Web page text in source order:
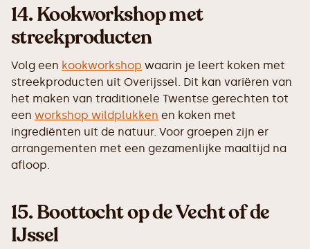
14.Kookworkshop met
streekproducten
Volg een kookworkshop waarin je leert koken met
streekproducten uit Overijssel. Dit kan variëren van
het maken van traditionele Twentse gerechten tot
een workshop wildplukken en koken met
ingrediënten uit de natuur. Voor groepen zijn er
arrangementen met een gezamenlijke maaltijd na
afloop.
15.Boottocht op de Vecht of de
IJssel